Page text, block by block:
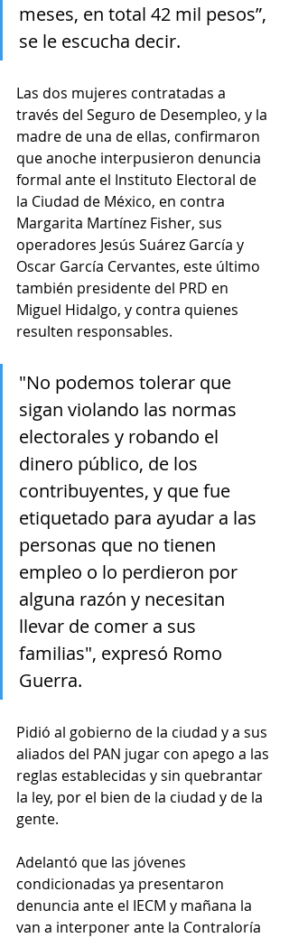
meses, en total 42 mil pesos”,
se le escucha decir.
Las dos mujeres contratadas a
través del Seguro de Desempleo, y la
madre de una de ellas, confirmaron
que anoche interpusieron denuncia
formal ante el Instituto Electoral de
la Ciudad de México, en contra
Margarita Martínez Fisher, sus
operadores Jesús Suárez García y
Oscar García Cervantes, este último
también presidente del PRD en
Miguel Hidalgo, y contra quienes
resulten responsables.
"No podemos tolerar que
sigan violando las normas
electorales y robando el
dinero público, de los
contribuyentes, y que fue
etiquetado para ayudar a las
personas que no tienen
empleo o lo perdieron por
alguna razón y necesitan
llevar de comer a sus
familias", expresó Romo
Guerra.
Pidió al gobierno de la ciudad y a sus
aliados del PAN jugar con apego a las
reglas establecidas y sin quebrantar
la ley, por el bien de la ciudad y de la
gente.
Adelantó que las jóvenes
condicionadas ya presentaron
denuncia ante el IECM y mañana la
van a interponer ante la Contraloría